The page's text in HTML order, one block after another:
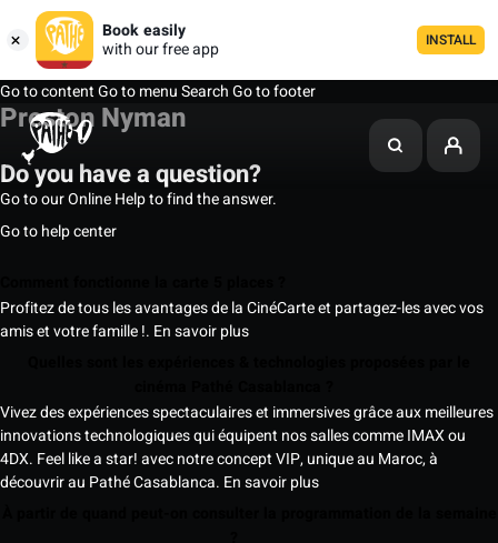
Book easily
with our free app
INSTALL
Go to contentGo to menuSearchGo to footer
Preston Nyman
Do you have a question?
Go to our Online Help to find the answer.
Go to help center
Profitez de tous les avantages de la CinéCarte et partagez-les avec vos
amis et votre famille !. En savoir plus
Vivez des expériences spectaculaires et immersives grâce aux meilleures
innovations technologiques qui équipent nos salles comme IMAX ou
4DX. Feel like a star! avec notre concept VIP, unique au Maroc, à
découvrir au Pathé Casablanca. En savoir plus